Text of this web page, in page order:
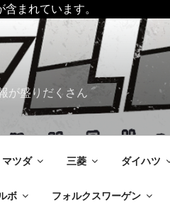
まれています。
が盛りだくさん
マツダ 三菱 ダイハツ
ボ フォルクスワーゲン